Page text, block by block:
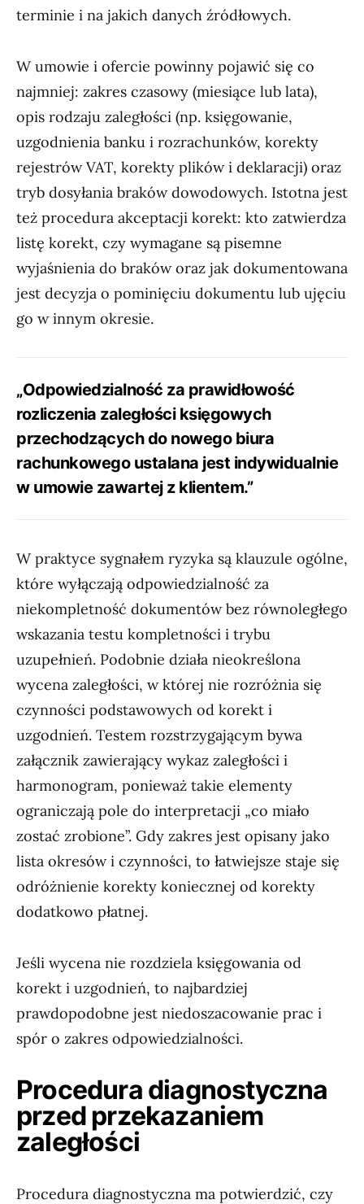
terminie i na jakich danych źródłowych.
W umowie i ofercie powinny pojawić się co
najmniej: zakres czasowy (miesiące lub lata),
opis rodzaju zaległości (np. księgowanie,
uzgodnienia banku i rozrachunków, korekty
rejestrów VAT, korekty plików i deklaracji) oraz
tryb dosyłania braków dowodowych. Istotna jest
też procedura akceptacji korekt: kto zatwierdza
listę korekt, czy wymagane są pisemne
wyjaśnienia do braków oraz jak dokumentowana
jest decyzja o pominięciu dokumentu lub ujęciu
go w innym okresie.
„Odpowiedzialność za prawidłowość
rozliczenia zaległości księgowych
przechodzących do nowego biura
rachunkowego ustalana jest indywidualnie
w umowie zawartej z klientem.”
W praktyce sygnałem ryzyka są klauzule ogólne,
które wyłączają odpowiedzialność za
niekompletność dokumentów bez równoległego
wskazania testu kompletności i trybu
uzupełnień. Podobnie działa nieokreślona
wycena zaległości, w której nie rozróżnia się
czynności podstawowych od korekt i
uzgodnień. Testem rozstrzygającym bywa
załącznik zawierający wykaz zaległości i
harmonogram, ponieważ takie elementy
ograniczają pole do interpretacji „co miało
zostać zrobione”. Gdy zakres jest opisany jako
lista okresów i czynności, to łatwiejsze staje się
odróżnienie korekty koniecznej od korekty
dodatkowo płatnej.
Jeśli wycena nie rozdziela księgowania od
korekt i uzgodnień, to najbardziej
prawdopodobne jest niedoszacowanie prac i
spór o zakres odpowiedzialności.
Procedura diagnostyczna
przed przekazaniem
zaległości
Procedura diagnostyczna ma potwierdzić, czy